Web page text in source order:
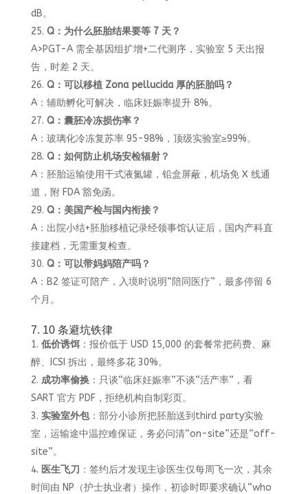
dB。
Q：为什么胚胎结果要等 7 天？
A>PGT-A 需全基因组扩增+二代测序，实验室 5 天出报
告，时差 2 天。
Q：可以移植 Zona pellucida 厚的胚胎吗？
A：辅助孵化可解决，临床妊娠率提升 8%。
Q：囊胚冷冻损伤率？
A：玻璃化冷冻复苏率 95-98%，顶级实验室≥99%。
Q：如何防止机场安检辐射？
A：胚胎运输使用干式液氮罐，铅盒屏蔽，机场免 X 线通
道，附 FDA 豁免函。
Q：美国产检与国内衔接？
A：出院小结+胚胎移植记录经领事馆认证后，国内产科直
接建档，无需重复检查。
Q：可以带妈妈陪产吗？
A：B2 签证可陪产，入境时说明“陪同医疗”，最多停留 6
个月。
7. 10 条避坑铁律
低价诱饵：报价低于 USD 15,000 的套餐常把药费、麻
醉、ICSI 拆出，最终多花 30%。
成功率偷换：只谈“临床妊娠率”不谈“活产率”，看
SART 官方 PDF，拒绝机构自制彩页。
实验室外包：部分小诊所把胚胎送到third party实验
室，运输途中温控难保证，务必问清“on-site”还是“off-
site”。
医生飞刀 ：签约后才发现主诊医生仅每周飞一次，其余
时间由 NP（护士执业者）操作，初诊时即要求确认“who